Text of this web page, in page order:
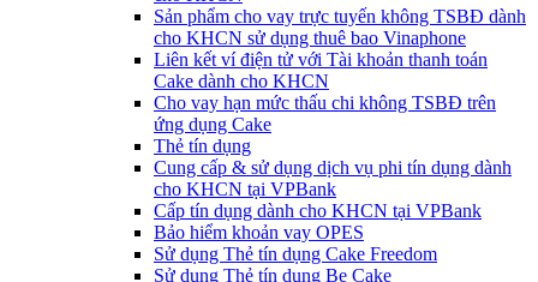
Sản phẩm cho vay trực tuyến không TSBĐ dành
cho KHCN sử dụng thuê bao Vinaphone
Liên kết ví điện tử với Tài khoản thanh toán
Cake dành cho KHCN
Cho vay hạn mức thấu chi không TSBĐ trên
ứng dụng Cake
Thẻ tín dụng
Cung cấp & sử dụng dịch vụ phi tín dụng dành
cho KHCN tại VPBank
Cấp tín dụng dành cho KHCN tại VPBank
Bảo hiểm khoản vay OPES
Sử dụng Thẻ tín dụng Cake Freedom
Sử dụng Thẻ tín dụng Be Cake